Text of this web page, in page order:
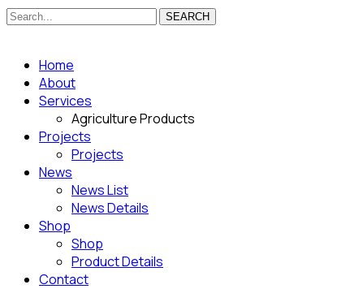
SEARCH
Home
About
Services
Agriculture Products
Projects
Projects
News
News List
News Details
Shop
Shop
Product Details
Contact